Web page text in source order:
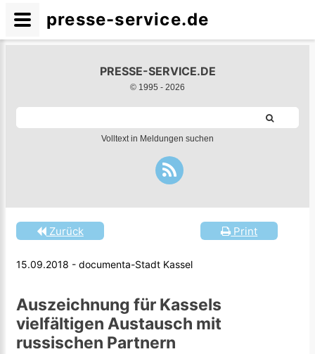
PRESSE-SERVICE.DE
© 1995 - 2026
Volltext in Meldungen suchen
Print
Zurück
15.09.2018 - documenta-Stadt Kassel
Auszeichnung für Kassels
vielfältigen Austausch mit
russischen Partnern
presse-service.de